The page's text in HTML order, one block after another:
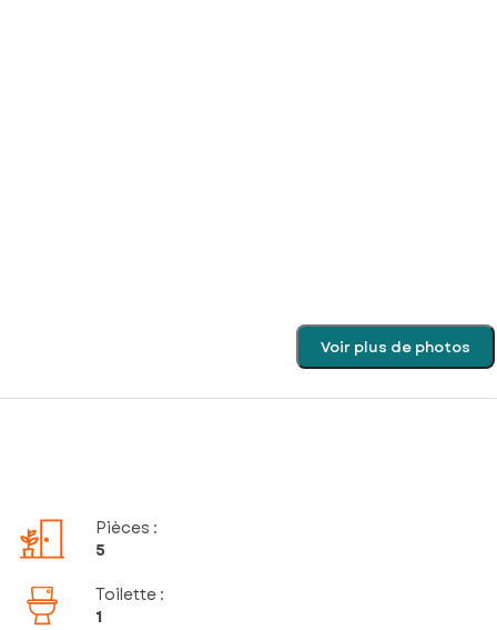
Voir plus de photos
Pièces :
5
Toilette :
1